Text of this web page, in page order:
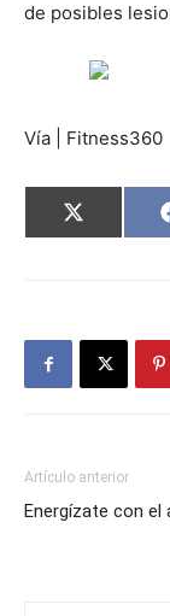
de posibles
Vía | Fitness360
Compartir
en
X
(Twitter)
Artículo anterior
Energízate con el